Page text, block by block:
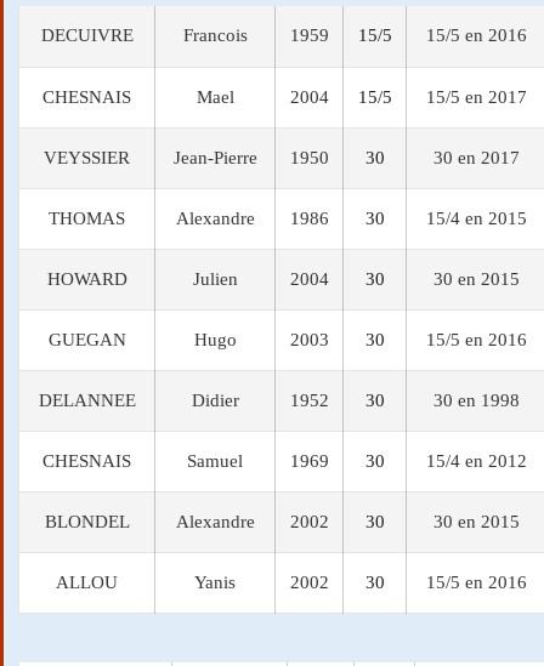
DECUIVRE Francois 1959 15/5 15/5 en 2016
CHESNAIS Mael 2004 15/5 15/5 en 2017
VEYSSIER Jean-Pierre 1950 30 30 en 2017
THOMAS Alexandre 1986 30 15/4 en 2015
HOWARD Julien 2004 30 30 en 2015
GUEGAN Hugo 2003 30 15/5 en 2016
DELANNEE Didier 1952 30 30 en 1998
CHESNAIS Samuel 1969 30 15/4 en 2012
BLONDEL Alexandre 2002 30 30 en 2015
ALLOU Yanis 2002 30 15/5 en 2016